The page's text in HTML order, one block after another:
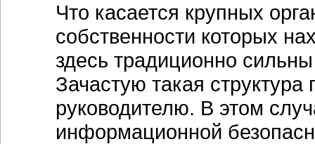
Что касается крупных
собственности которых
здесь традиционно
Зачастую такая
руководителю. В этом
информационной